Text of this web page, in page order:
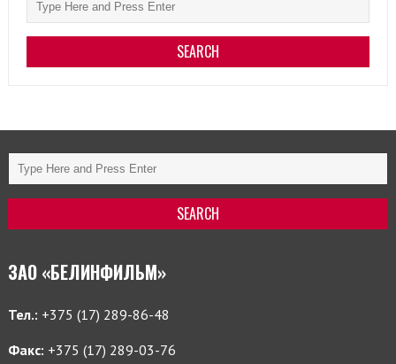
ЗАО «БЕЛИНФИЛЬМ»
Тел.: +375 (17) 289-86-48
Факс: +375 (17) 289-03-76